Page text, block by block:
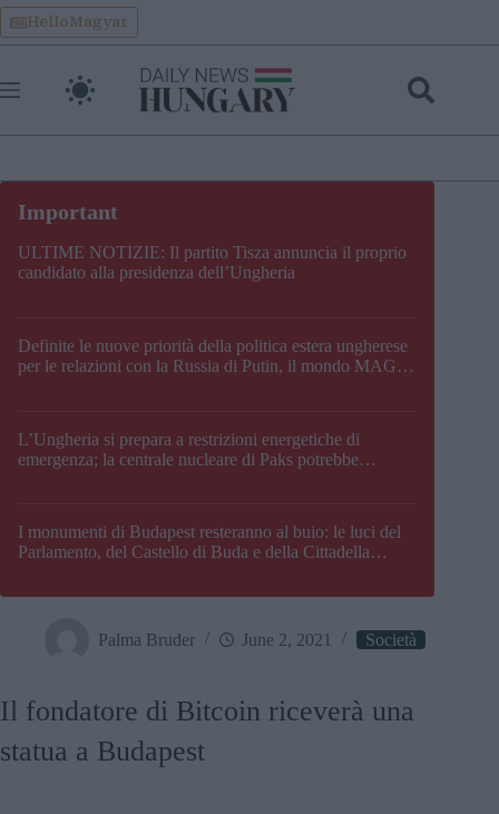
Skip
to
content
HelloMagyar
ULTIME NOTIZIE: Il partito Tisza annuncia il proprio
candidato alla presidenza dell’Ungheria
Definite le nuove priorità della politica estera ungherese
per le relazioni con la Russia di Putin, il mondo MAGA,
L’Ungheria si prepara a restrizioni energetiche di
emergenza; la centrale nucleare di Paks potrebbe
I monumenti di Budapest resteranno al buio: le luci del
Parlamento, del Castello di Buda e della Cittadella
Palma Bruder June 2, 2021 Società
Il fondatore di Bitcoin riceverà una
statua a Budapest